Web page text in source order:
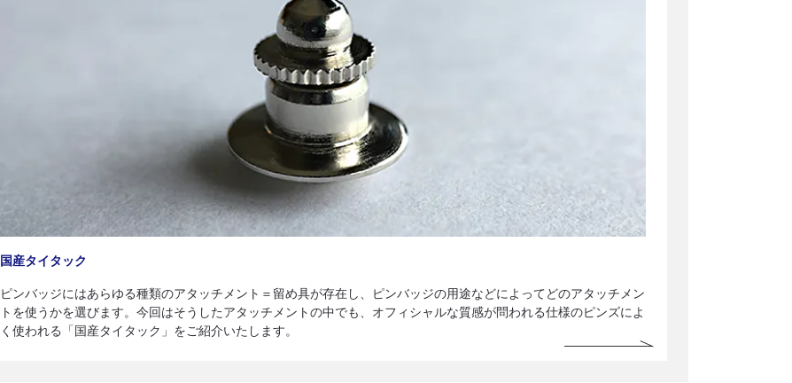
国産タイタック
ピンバッジにはあらゆる種類のアタッチメント＝留め具が存在し、ピンバッジの用途などによってどのアタッチメン
トを使うかを選びます。今回はそうしたアタッチメントの中でも、オフィシャルな質感が問われる仕様のピンズによ
く使われる「国産タイタック」をご紹介いたします。